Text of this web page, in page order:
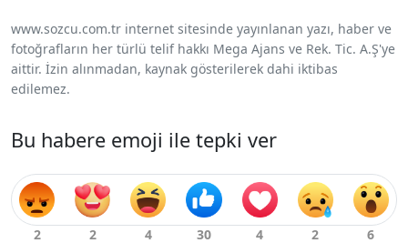
www.sozcu.com.tr internet sitesinde yayınlanan yazı, haber ve
fotoğrafların her türlü telif hakkı Mega Ajans ve Rek. Tic. A.Ş'ye
aittir. İzin alınmadan, kaynak gösterilerek dahi iktibas
edilemez.
Bu habere emoji ile tepki ver